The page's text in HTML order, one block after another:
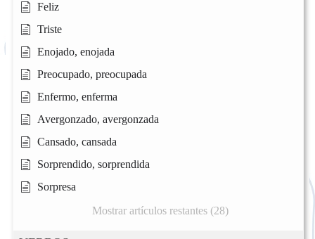
Feliz
Triste
Enojado, enojada
Preocupado, preocupada
Enfermo, enferma
Avergonzado, avergonzada
Cansado, cansada
Sorprendido, sorprendida
Sorpresa
Mostrar artículos restantes (28)